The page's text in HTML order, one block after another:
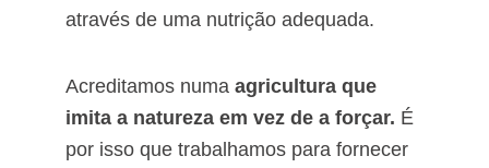
através de uma nutrição adequada.
Acreditamos numa agricultura que
imita a natureza em vez de a forçar. É
por isso que trabalhamos para fornecer